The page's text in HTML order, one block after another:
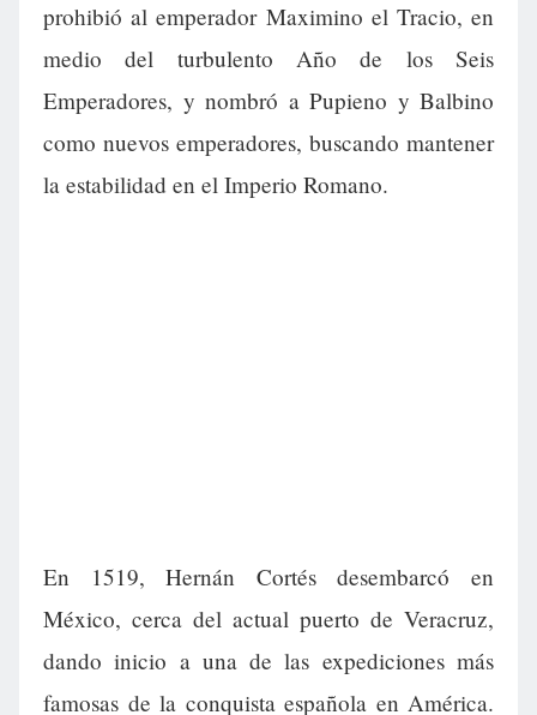
prohibió al emperador Maximino el Tracio, en
medio del turbulento Año de los Seis
Emperadores, y nombró a Pupieno y Balbino
como nuevos emperadores, buscando mantener
la estabilidad en el Imperio Romano.
En 1519, Hernán Cortés desembarcó en
México, cerca del actual puerto de Veracruz,
dando inicio a una de las expediciones más
famosas de la conquista española en América.